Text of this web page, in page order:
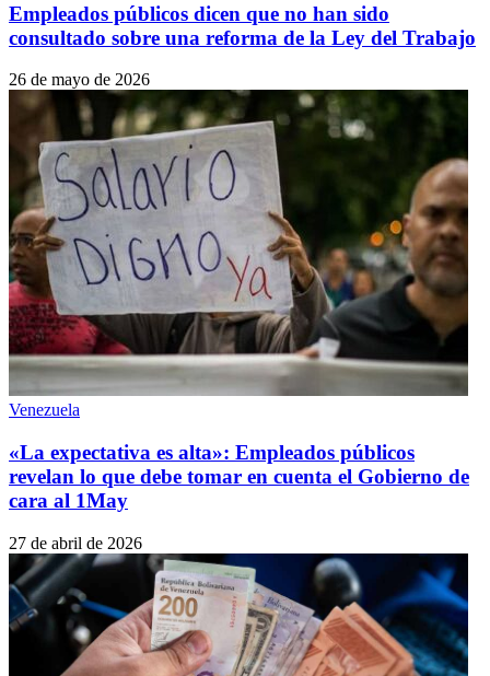
Empleados públicos dicen que no han sido
consultado sobre una reforma de la Ley del Trabajo
26 de mayo de 2026
Venezuela
«La expectativa es alta»: Empleados públicos
revelan lo que debe tomar en cuenta el Gobierno de
cara al 1May
27 de abril de 2026